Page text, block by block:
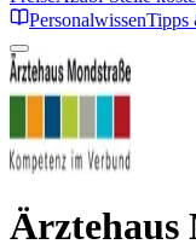
PersonalwissenTipps
Ärztehaus